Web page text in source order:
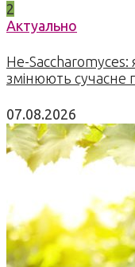
2
Актуально
Не-Saccharomyces:
змінюють сучасне
07.08.2026